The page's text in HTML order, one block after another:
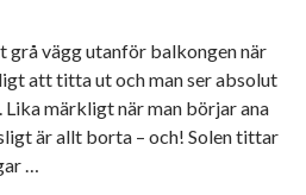
grå vägg utanför balkongen när
att titta ut och man ser absolut
märkligt när man börjar ana
är allt borta – och! Solen tittar
…